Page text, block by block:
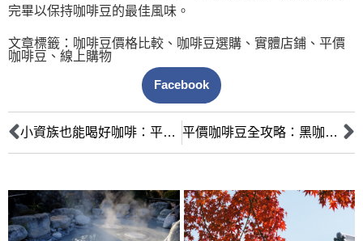
完畢以保持咖啡豆的最佳風味。
文章標籤： 咖啡豆價格比較 、 咖啡豆選購 、 實體店鋪 、 平價
咖啡豆 、 線上購物
Facebook
小資族也能喝好咖啡：平價咖啡豆選購指南，教你挑選新鮮烘焙豆 平價咖啡豆全攻略：黑咖啡、拿鐵都好喝的高CP值之選